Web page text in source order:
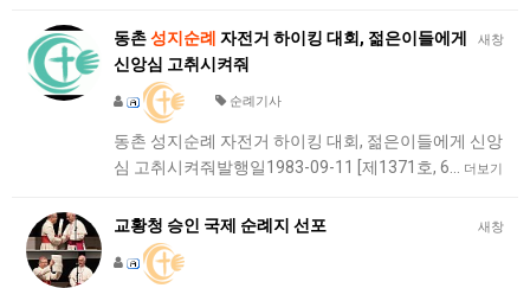
새창
동촌성지순례 자전거 하이킹 대회, 젊은이들에게
신앙심 고취시켜줘
순례기사
동촌 성지순례 자전거 하이킹 대회, 젊은이들에게 신앙
심 고취시켜줘발행일1983-09-11 [제1371호, 6…
더보기
새창
교황청 승인 국제 순례지 선포